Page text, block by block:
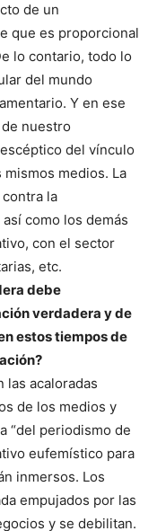
de un
que es proporcional
lo contario, todo lo
del mundo
Y en ese
nuestro
del vínculo
medios. La
la
como los demás
con el sector
etc.
debe
verdadera y de
estos tiempos de
las acaloradas
de los medios y
“del periodismo de
eufemístico para
inmersos. Los
empujados por las
y se debilitan.